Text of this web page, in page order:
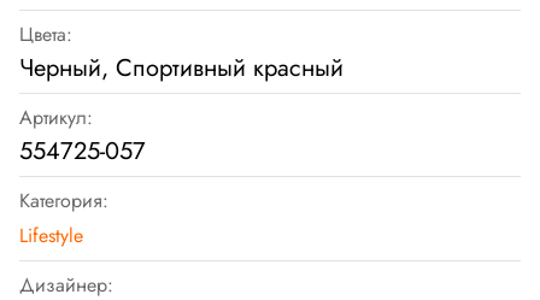
Цвета:
Черный, Спортивный красный
Артикул:
554725-057
Категория:
Lifestyle
Дизайнер: